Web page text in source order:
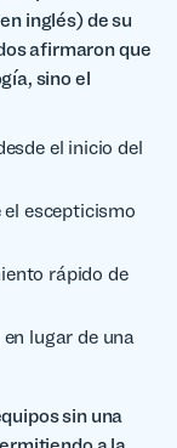
inglés) de su
afirmaron que
sino el
el inicio del
escepticismo
rápido de
lugar de una
sin una